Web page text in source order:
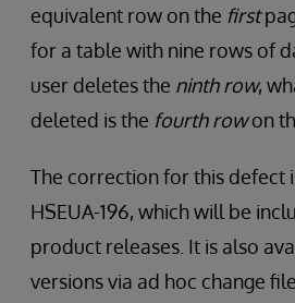
equivalent row on the first
for a table with nine rows of
user deletes the ninth row,
deleted is the fourth rowon
The correction for this defect
HSEUA-196, which will be
product releases. It is also
versions via ad hoc change